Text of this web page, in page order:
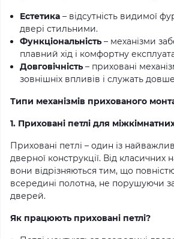
Естетика – відсутність видимої
двері стильними.
Функціональність – механізми
плавний хід і комфортну
Довговічність – приховані
зовнішніх впливів і служать
Типи механізмів прихованого
1. Приховані петлі для
Приховані петлі – один із
дверної конструкції. Від класичних
вони відрізняються тим, що
всередині полотна, не порушуючи
дверей.
Як працюють приховані петлі?